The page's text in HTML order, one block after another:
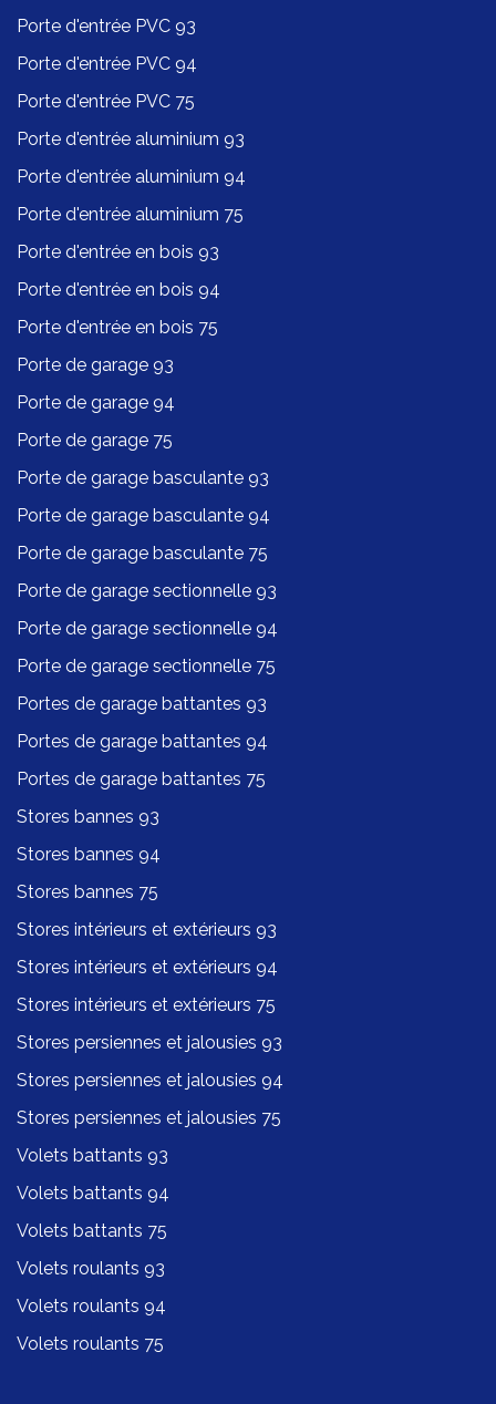
Porte d'entrée PVC 93
Porte d'entrée PVC 94
Porte d'entrée PVC 75
Porte d'entrée aluminium 93
Porte d'entrée aluminium 94
Porte d'entrée aluminium 75
Porte d'entrée en bois 93
Porte d'entrée en bois 94
Porte d'entrée en bois 75
Porte de garage 93
Porte de garage 94
Porte de garage 75
Porte de garage basculante 93
Porte de garage basculante 94
Porte de garage basculante 75
Porte de garage sectionnelle 93
Porte de garage sectionnelle 94
Porte de garage sectionnelle 75
Portes de garage battantes 93
Portes de garage battantes 94
Portes de garage battantes 75
Stores bannes 93
Stores bannes 94
Stores bannes 75
Stores intérieurs et extérieurs 93
Stores intérieurs et extérieurs 94
Stores intérieurs et extérieurs 75
Stores persiennes et jalousies 93
Stores persiennes et jalousies 94
Stores persiennes et jalousies 75
Volets battants 93
Volets battants 94
Volets battants 75
Volets roulants 93
Volets roulants 94
Volets roulants 75